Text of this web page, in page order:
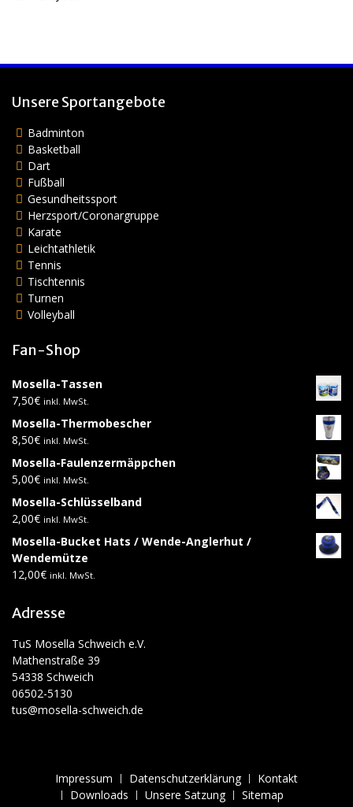
Unsere Sportangebote
Badminton
Basketball
Dart
Fußball
Gesundheitssport
Herzsport/Coronargruppe
Karate
Leichtathletik
Tennis
Tischtennis
Turnen
Volleyball
Fan-Shop
Mosella-Tassen
7,50€ inkl. MwSt.
Mosella-Thermobescher
8,50€ inkl. MwSt.
Mosella-Faulenzermäppchen
5,00€ inkl. MwSt.
Mosella-Schlüsselband
2,00€ inkl. MwSt.
Mosella-Bucket Hats / Wende-Anglerhut /
Wendemütze
12,00€ inkl. MwSt.
Adresse
TuS Mosella Schweich e.V.
Mathenstraße 39
54338 Schweich
06502-5130
tus@mosella-schweich.de
Impressum Datenschutzerklärung
Kontakt
Downloads
Unsere Satzung Sitemap